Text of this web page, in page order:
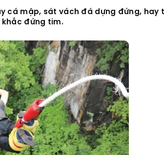
cá mập, sát vách đá dựng đứng, hay
khắc đứng tim.